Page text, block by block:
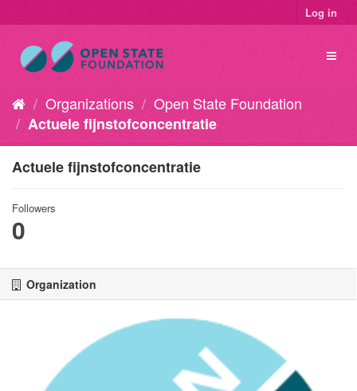
Log in
Organizations
Open State Foundation
Actuele fijnstofconcentratie
Actuele fijnstofconcentratie
Followers
0
Organization